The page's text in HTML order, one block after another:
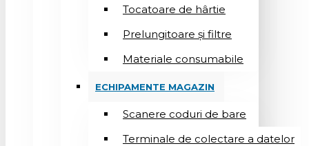
Tocatoare de hârtie
Prelungitoare și filtre
Materiale consumabile
ECHIPAMENTE MAGAZIN
Scanere coduri de bare
Terminale de colectare a datelor